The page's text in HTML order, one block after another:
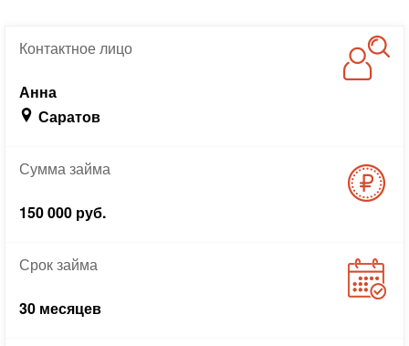
Контактноелицо
Анна
Саратов
Суммазайма
150 000 руб.
Срокзайма
30 месяцев